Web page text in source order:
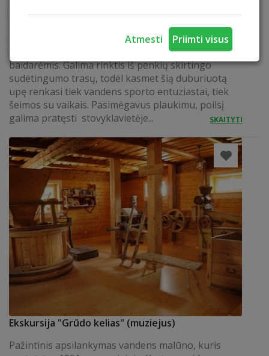
Atmesti Priimti visus
Slėnio krantus skalaujanti Dubysa – viena
populiariausių ir gražiausių Lietuvos upių, miškais
apaugusiais šlaitais, salpinėmis pievomis. Būtent
todėl viena populiariausių pramogų – iškyla
baidarėmis. Galima rinktis iš penkių skirtingo
sudėtingumo trasų, todėl kasmet šią duburiuotą
upę renkasi tiek vandens sporto entuziastai, tiek
šeimos su vaikais. Pasimėgavus plaukimu, poilsį
galima pratęsti stovyklavietėje...
SKAITYTI
Ekskursija "Grūdo kelias" (muziejus)
Pažintinis apsilankymas vandens malūno, kuris